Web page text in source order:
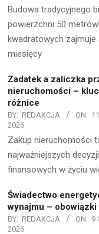
Budowa tradycyjnego
powierzchni 50 metrów
kwadratowych zajmuje
miesięcy
Zadatek a zaliczka
nieruchomości –
różnice
BY: REDAKCJA ON:
2026
Zakup nieruchomości
najważniejszych decyzji
finansowych w życiu
Świadectwo
wynajmu – obowiązki
BY: REDAKCJA ON: 9
2026